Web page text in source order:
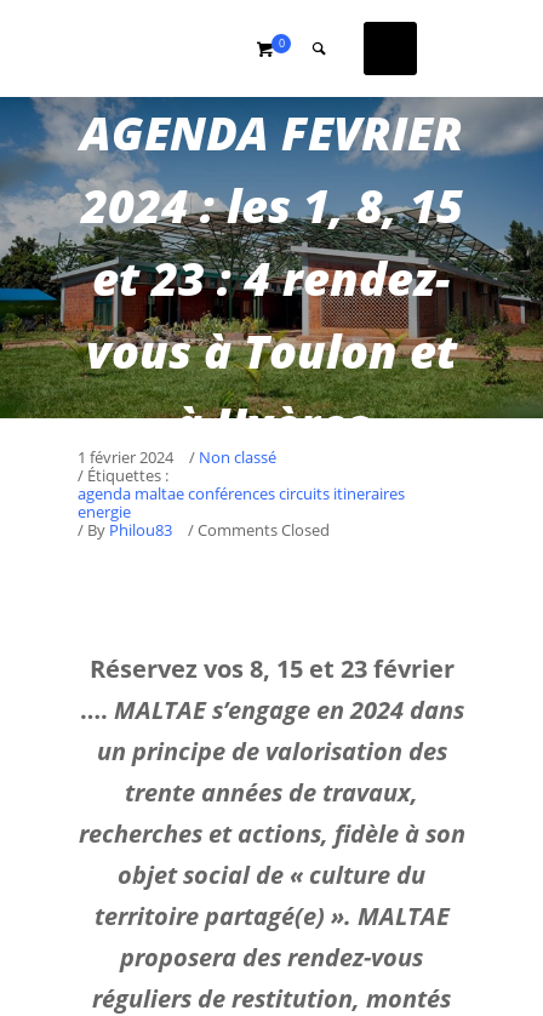
0
AGENDA FEVRIER
2024 : les 1, 8, 15
et 23 : 4 rendez-
vous à Toulon et
à Hyères
1 février 2024 / Non classé
/ Étiquettes :
agenda maltae conférences circuits itineraires
energie
/ By Philou83 / Comments Closed
Réservez vos 8, 15 et 23 février
…. MALTAE s’engage en 2024 dans
un principe de valorisation des
trente années de travaux,
recherches et actions, fidèle à son
objet social de « culture du
territoire partagé(e) ». MALTAE
proposera des rendez-vous
réguliers de restitution, montés